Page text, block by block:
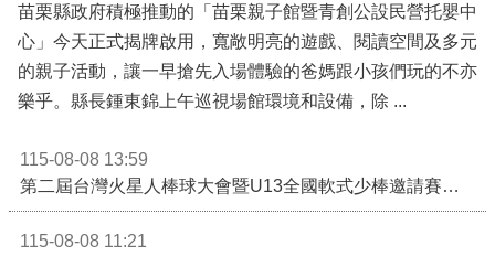
苗栗縣政府積極推動的「苗栗親子館暨青創公設民營托嬰中
心」今天正式揭牌啟用，寬敞明亮的遊戲、閱讀空間及多元
的親子活動，讓一早搶先入場體驗的爸媽跟小孩們玩的不亦
115-08-08 13:59
115-08-08 11:21